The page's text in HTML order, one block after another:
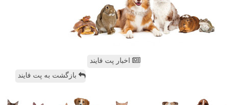
اخبار پت فایند
بازگشت به پت فایند